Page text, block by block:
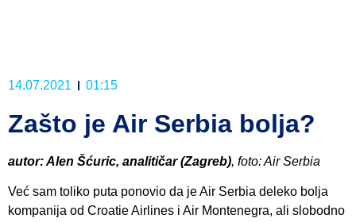
14.07.2021 01:15
Zašto je Air Serbia bolja?
autor: Alen Šćuric, analitičar (Zagreb), foto: Air Serbia
Već sam toliko puta ponovio da je Air Serbia deleko bolja
kompanija od Croatie Airlines i Air Montenegra, ali slobodno